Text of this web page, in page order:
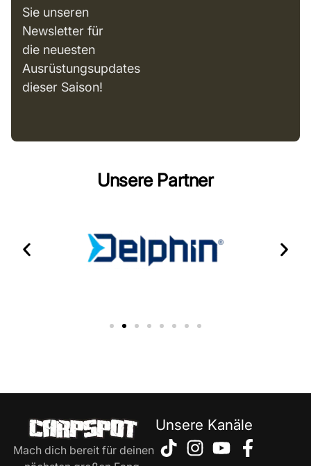
Sie unseren
Newsletter für
die neuesten
Ausrüstungsupdates
dieser Saison!
Unsere Partner
Mach dich bereit für deinen
Unsere Kanäle